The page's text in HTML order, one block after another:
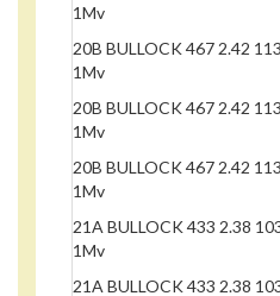
1Mv
20B BULLOCK 467 2.42
1Mv
20B BULLOCK 467 2.42
1Mv
20B BULLOCK 467 2.42
1Mv
21A BULLOCK 433 2.38
1Mv
21A BULLOCK 433 2.38